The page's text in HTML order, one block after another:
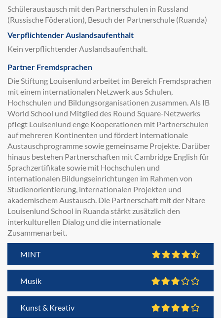
Schüleraustausch mit den Partnerschulen in Russland
(Russische Föderation), Besuch der Partnerschule (Ruanda)
Verpflichtender Auslandsaufenthalt
Kein verpflichtender Auslandsaufenthalt.
Partner Fremdsprachen
Die Stiftung Louisenlund arbeitet im Bereich Fremdsprachen
mit einem internationalen Netzwerk aus Schulen,
Hochschulen und Bildungsorganisationen zusammen. Als IB
World School und Mitglied des Round Square-Netzwerks
pflegt Louisenlund enge Kooperationen mit Partnerschulen
auf mehreren Kontinenten und fördert internationale
Austauschprogramme sowie gemeinsame Projekte. Darüber
hinaus bestehen Partnerschaften mit Cambridge English für
Sprachzertifikate sowie mit Hochschulen und
internationalen Bildungseinrichtungen im Rahmen von
Studienorientierung, internationalen Projekten und
akademischem Austausch. Die Partnerschaft mit der Ntare
Louisenlund School in Ruanda stärkt zusätzlich den
interkulturellen Dialog und die internationale
Zusammenarbeit.
MINT
Musik
Kunst & Kreativ